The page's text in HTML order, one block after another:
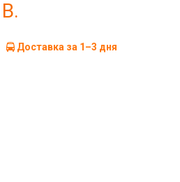
Доставка за 1–3 дня